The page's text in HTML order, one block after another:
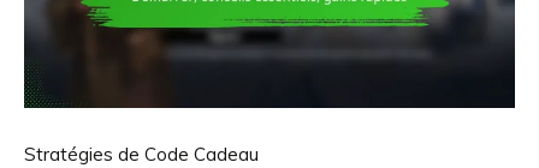
Stratégies de Code Cadeau